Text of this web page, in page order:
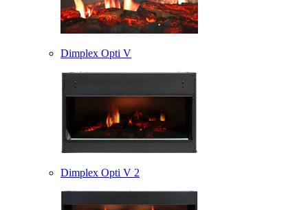
Dimplex Opti V
Dimplex Opti V 2